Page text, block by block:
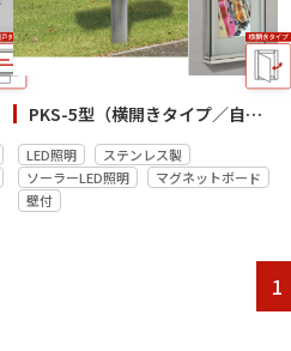
PKS-5型（横開きタイプ／自立・壁付）
LED照明
ステンレス製
ソーラーLED照明
マグネットボード
壁付
1